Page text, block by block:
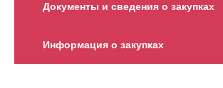
Документы и сведения о закупках
Информация о закупках